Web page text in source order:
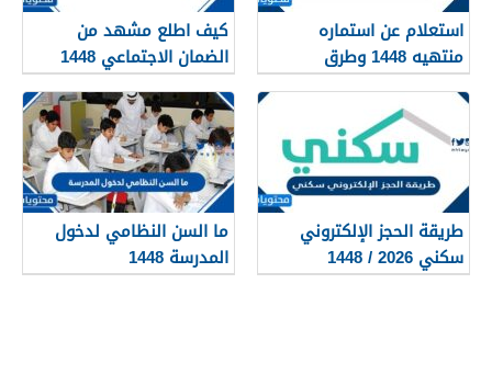
استعلام عن استماره
منتهيه 1448 وطرق
تجديدها
كيف اطلع مشهد من
الضمان الاجتماعي 1448
طريقة الحجز الإلكتروني
سكني 2026 / 1448
بالتفصيل
ما السن النظامي لدخول
المدرسة 1448